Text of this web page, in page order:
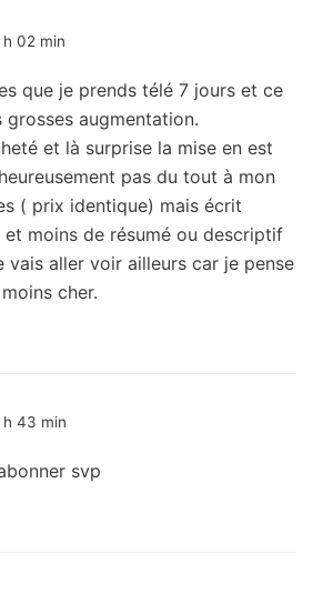
02 min
que je prends télé 7 jours et ce
grosses augmentation.
et là surprise la mise en est
pas du tout à mon
( prix identique) mais écrit
moins de résumé ou descriptif
vais aller voir ailleurs car je pense
cher.
h 43 min
svp